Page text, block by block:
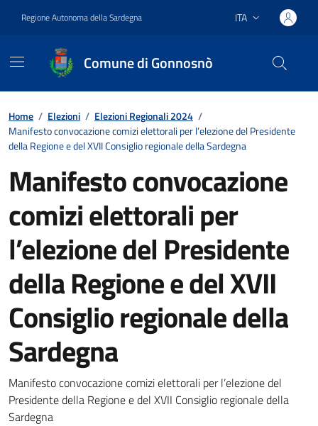
Regione Autonoma della Sardegna Lingua attiva:
ITA
Comune di Gonnosnò
Home / Elezioni / Elezioni Regionali 2024 /
Manifesto convocazione comizi elettorali per l’elezione del Presidente
della Regione e del XVII Consiglio regionale della Sardegna
Manifesto convocazione
comizi elettorali per
l’elezione del Presidente
della Regione e del XVII
Consiglio regionale della
Sardegna
Dettagli della notizia
Manifesto convocazione comizi elettorali per l’elezione del
Presidente della Regione e del XVII Consiglio regionale della
Sardegna